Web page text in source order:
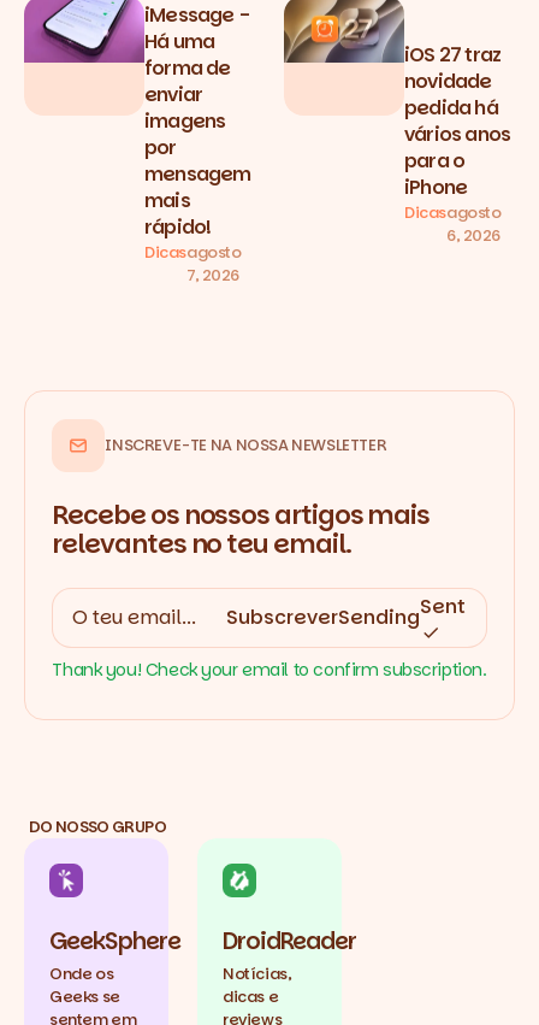
iMessage -
Há uma
forma de
enviar
imagens
por
mensagem
mais
rápido!
Dicasagosto
7, 2026
iOS 27 traz
novidade
pedida há
vários anos
para o
iPhone
Dicasagosto
6, 2026
INSCREVE-TE NA NOSSA NEWSLETTER
Recebe os nossos artigos mais
relevantes no teu email.
SubscreverSendingSent
Thank you! Check your email to confirm subscription.
DO NOSSO GRUPO
GeekSphere
Onde os
Geeks se
sentem em
DroidReader
Notícias,
dicas e
reviews